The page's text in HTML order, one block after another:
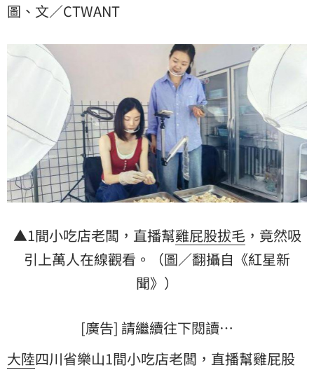
圖、文／CTWANT
▲1間小吃店老闆，直播幫雞屁股拔毛 ，竟然吸
引上萬人在線觀看。（圖／翻攝自《紅星新
聞》）
[廣告] 請繼續往下閱讀…
大陸四川省樂山1間小吃店老闆，直播幫雞屁股